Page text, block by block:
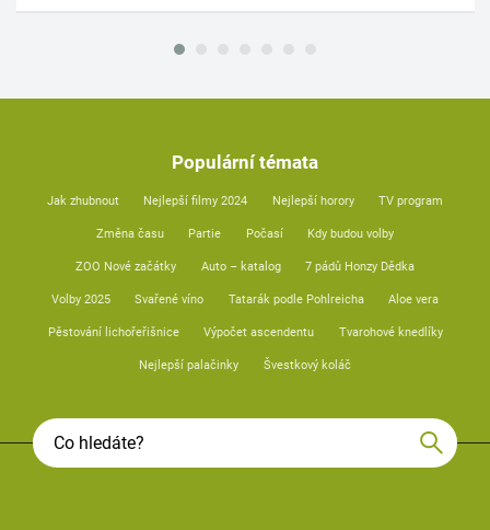
Populární témata
Jak zhubnout Nejlepší filmy 2024 Nejlepší horory TV program
Změna času Partie Počasí Kdy budou volby
ZOO Nové začátky Auto – katalog 7 pádů Honzy Dědka
Volby 2025 Svařené víno Tatarák podle Pohlreicha Aloe vera
Pěstování lichořeřišnice Výpočet ascendentu Tvarohové knedlíky
Nejlepší palačinky Švestkový koláč